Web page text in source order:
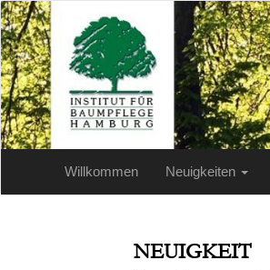
Willkommen Neuigkeiten
NEUIGKEIT